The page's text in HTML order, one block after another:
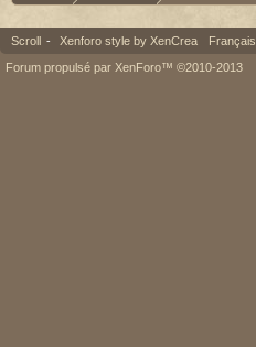
Scroll - Xenforo style by XenCrea Français
Forum propulsé par XenForo™ ©2010-2013